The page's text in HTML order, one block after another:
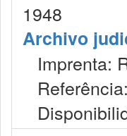
1948
Archivo
Imprenta: